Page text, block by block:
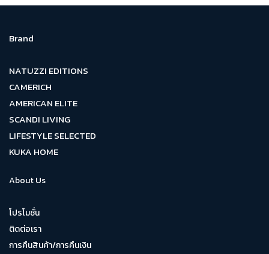
Brand
NATUZZI EDITIONS
CAMERICH
AMERICAN ELITE
SCANDI LIVING
LIFESTYLE SELECTED
KUKA HOME
About Us
โปรโมชั่น
ติดต่อเรา
การคืนสินค้า/การคืนเงิน